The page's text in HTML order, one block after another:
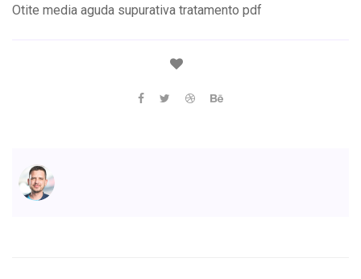
Otite media aguda supurativa tratamento pdf